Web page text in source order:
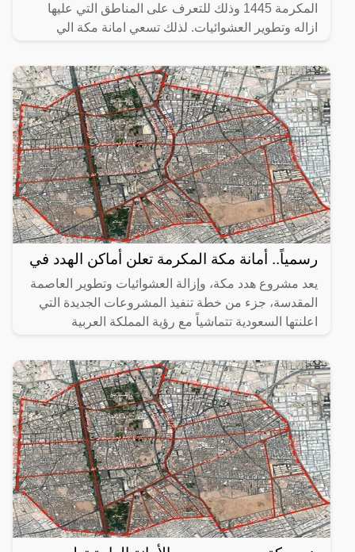
المكرمة 1445 وذلك للتعرف على المناطق التي عليها
ازاله وتطوير العشوائيات. لذلك تسعي امانة مكة الي
رسمياً.. أمانة مكة المكرمة تعلن أماكن الهدد في
يعد مشروع هدد مكة، وإزالة العشوائيات وتطوير العاصمة
المقدسة، جزء من خطة تنفيذ المشروعات الجديدة التي
اعلنتها السعودية تتماشياً مع رؤية المملكة العربية